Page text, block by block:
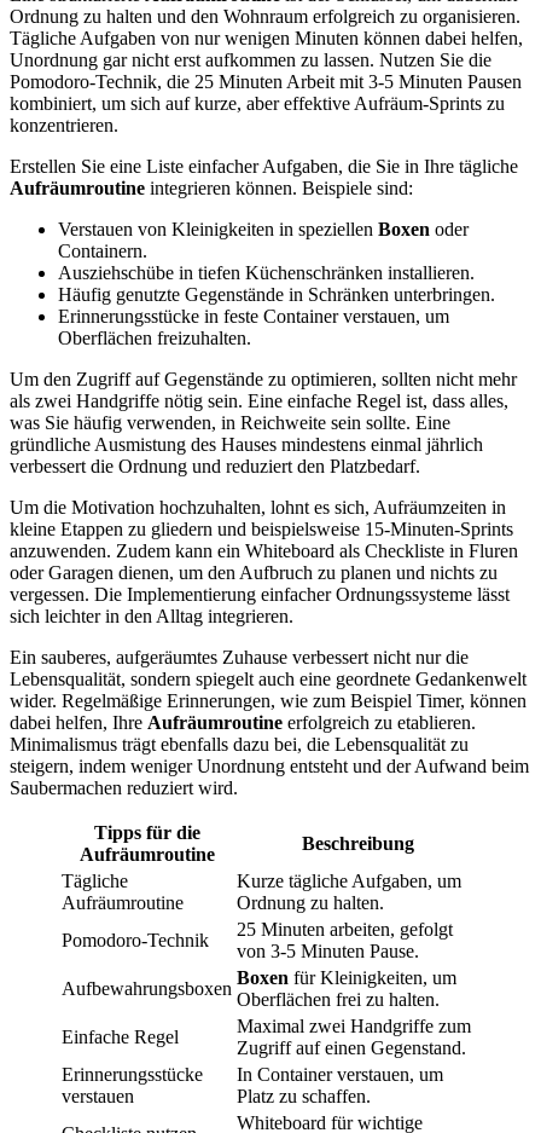
Ordnung zu halten und den Wohnraum erfolgreich zu organisieren.
Tägliche Aufgaben von nur wenigen Minuten können dabei helfen,
Unordnung gar nicht erst aufkommen zu lassen. Nutzen Sie die
Pomodoro-Technik, die 25 Minuten Arbeit mit 3-5 Minuten Pausen
kombiniert, um sich auf kurze, aber effektive Aufräum-Sprints zu
konzentrieren.
Erstellen Sie eine Liste einfacher Aufgaben, die Sie in Ihre tägliche
Aufräumroutine integrieren können. Beispiele sind:
Verstauen von Kleinigkeiten in speziellen Boxen oder
Containern.
Ausziehschübe in tiefen Küchenschränken installieren.
Häufig genutzte Gegenstände in Schränken unterbringen.
Erinnerungsstücke in feste Container verstauen, um
Oberflächen freizuhalten.
Um den Zugriff auf Gegenstände zu optimieren, sollten nicht mehr
als zwei Handgriffe nötig sein. Eine einfache Regel ist, dass alles,
was Sie häufig verwenden, in Reichweite sein sollte. Eine
gründliche Ausmistung des Hauses mindestens einmal jährlich
verbessert die Ordnung und reduziert den Platzbedarf.
Um die Motivation hochzuhalten, lohnt es sich, Aufräumzeiten in
kleine Etappen zu gliedern und beispielsweise 15-Minuten-Sprints
anzuwenden. Zudem kann ein Whiteboard als Checkliste in Fluren
oder Garagen dienen, um den Aufbruch zu planen und nichts zu
vergessen. Die Implementierung einfacher Ordnungssysteme lässt
sich leichter in den Alltag integrieren.
Ein sauberes, aufgeräumtes Zuhause verbessert nicht nur die
Lebensqualität, sondern spiegelt auch eine geordnete Gedankenwelt
wider. Regelmäßige Erinnerungen, wie zum Beispiel Timer, können
dabei helfen, Ihre Aufräumroutine erfolgreich zu etablieren.
Minimalismus trägt ebenfalls dazu bei, die Lebensqualität zu
steigern, indem weniger Unordnung entsteht und der Aufwand beim
Saubermachen reduziert wird.
Tipps für die
Aufräumroutine
Beschreibung
Tägliche
Aufräumroutine
Kurze tägliche Aufgaben, um
Ordnung zu halten.
Pomodoro-Technik
25 Minuten arbeiten, gefolgt
von 3-5 Minuten Pause.
Aufbewahrungsboxen
Boxen für Kleinigkeiten, um
Oberflächen frei zu halten.
Einfache Regel
Maximal zwei Handgriffe zum
Zugriff auf einen Gegenstand.
Erinnerungsstücke
verstauen
In Container verstauen, um
Platz zu schaffen.
Whiteboard für wichtige